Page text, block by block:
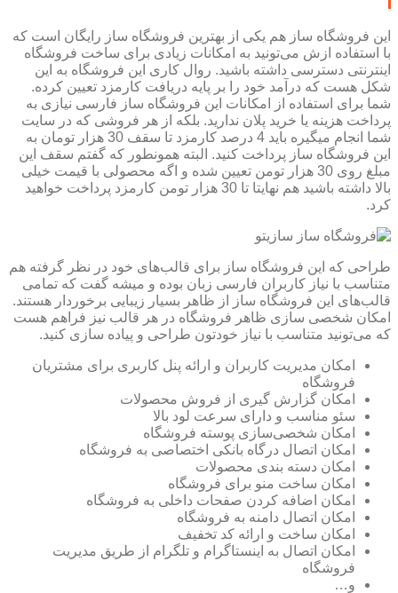
این فروشگاه ساز هم یکی از بهترین فروشگاه ساز رایگان است که
با استفاده ازش می‌تونید به امکانات زیادی برای ساخت فروشگاه
اینترنتی دسترسی داشته باشید. روال کاری این فروشگاه به این
شکل هست که درآمد خود را بر پایه دریافت کارمزد تعیین کرده.
شما برای استفاده از امکانات این فروشگاه ساز فارسی نیازی به
پرداخت هزینه یا خرید پلان ندارید. بلکه از هر فروشی که در سایت
شما انجام میگیره باید 4 درصد کارمزد تا سقف 30 هزار تومان به
این فروشگاه ساز پرداخت کنید. البته همونطور که گفتم سقف این
مبلغ روی 30 هزار تومن تعیین شده و اگه محصولی با قیمت خیلی
بالا داشته باشید هم نهایتا تا 30 هزار تومن کارمزد پرداخت خواهید
کرد.
طراحی که این فروشگاه ساز برای قالب‌های خود در نظر گرفته هم
متناسب با نیاز کاربران فارسی زبان بوده و میشه گفت که تمامی
قالب‌های این فروشگاه ساز از ظاهر بسیار زیبایی برخوردار هستند.
امکان شخصی سازی ظاهر فروشگاه در هر قالب نیز فراهم هست
که می‌تونید متناسب با نیاز خودتون طراحی و پیاده سازی کنید.
امکان مدیریت کاربران و ارائه پنل کاربری برای مشتریان
فروشگاه
امکان گزارش گیری از فروش محصولات
سئو مناسب و دارای سرعت لود بالا
امکان شخصی‌سازی پوسته فروشگاه
امکان اتصال درگاه بانکی اختصاصی به فروشگاه
امکان دسته بندی محصولات
امکان ساخت منو برای فروشگاه
امکان اضافه کردن صفحات داخلی به فروشگاه
امکان اتصال دامنه به فروشگاه
امکان ساخت و ارائه کد تخفیف
امکان اتصال به اینستاگرام و تلگرام از طریق مدیریت
فروشگاه
و…